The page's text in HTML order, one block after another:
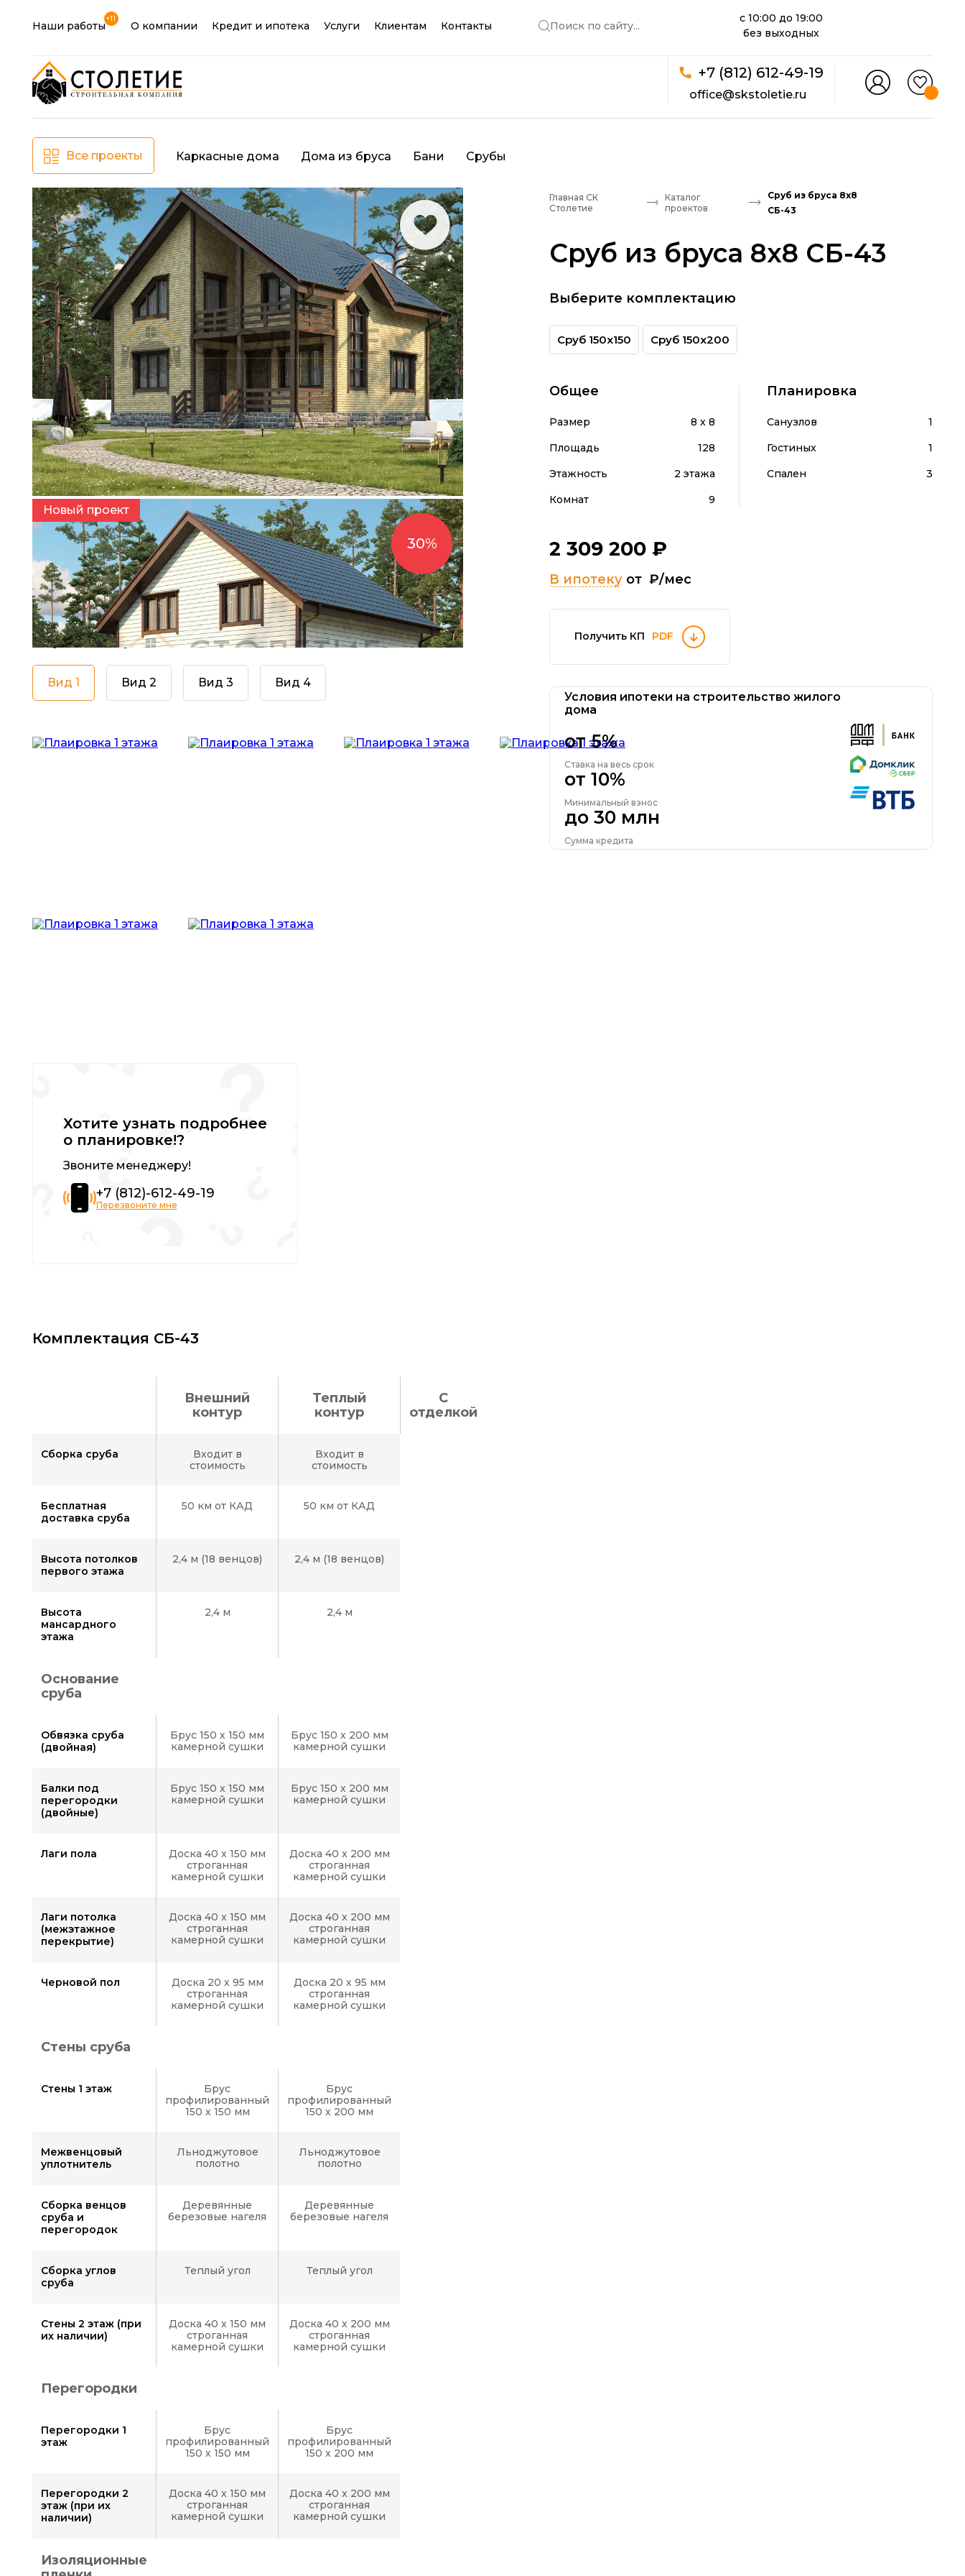
Наши работы
+11
О компании Кредит и ипотека Услуги Клиентам Контакты Поиск по сайту...
с 10:00 до 19:00
без выходных
+7 (812) 612-49-19
office@skstoletie.ru
Все проекты Каркасные дома Дома из бруса Бани Срубы
Цвет фасада:
2
4
Главная СК
Столетие
Каталог
проектов
Сруб из бруса 8x8
СБ-43
Сруб из бруса 8x8 СБ-43
Выберите комплектацию
Сруб 150х150 Сруб 150х200
Общее
Размер
8 x 8
Площадь
128
Этажность
2 этажа
Комнат
9
Планировка
Санузлов
1
Гостиных
1
Спален
3
2 309 200 ₽
В ипотеку от ₽/мес
Получить КП PDF
Условия ипотеки на строительство жилого
дома
от 5%
Ставка на весь срок
от 10%
Минимальный взнос
до 30 млн
Сумма кредита
Варианты фасада
Вид 1 Вид 2 Вид 3 Вид 4
Хотите узнать подробнее
о планировке!?
Звоните менеджеру!
+7 (812)-612-49-19
Перезвоните мне
Комплектация СБ-43
Внешний
контур
Теплый
контур
С
отделкой
Сборка сруба
Входит в
стоимость
Входит в
стоимость
Бесплатная
доставка сруба
50 км от КАД 50 км от КАД
Высота потолков
первого этажа
2,4 м (18 венцов) 2,4 м (18 венцов)
Высота
мансардного
этажа
2,4 м 2,4 м
Основание
сруба
Обвязка сруба
(двойная)
Брус 150 х 150 мм
камерной сушки
Брус 150 х 200 мм
камерной сушки
Балки под
перегородки
(двойные)
Брус 150 х 150 мм
камерной сушки
Брус 150 х 200 мм
камерной сушки
Лаги пола
Доска 40 x 150 мм
строганная
камерной сушки
Доска 40 x 200 мм
строганная
камерной сушки
Лаги потолка
(межэтажное
перекрытие)
Доска 40 x 150 мм
строганная
камерной сушки
Доска 40 x 200 мм
строганная
камерной сушки
Черновой пол
Доска 20 х 95 мм
строганная
камерной сушки
Доска 20 х 95 мм
строганная
камерной сушки
Стены сруба
Стены 1 этаж
Брус
профилированный
150 х 150 мм
Брус
профилированный
150 х 200 мм
Межвенцовый
уплотнитель
Льноджутовое
полотно
Льноджутовое
полотно
Сборка венцов
сруба и
перегородок
Деревянные
березовые нагеля
Деревянные
березовые нагеля
Сборка углов
сруба
Теплый угол Теплый угол
Стены 2 этаж (при
их наличии)
Доска 40 x 150 мм
строганная
камерной сушки
Доска 40 x 200 мм
строганная
камерной сушки
Перегородки
Перегородки 1
этаж
Брус
профилированный
150 х 150 мм
Брус
профилированный
150 х 200 мм
Перегородки 2
этаж (при их
наличии)
Доска 40 x 150 мм
строганная
камерной сушки
Доска 40 x 200 мм
строганная
камерной сушки
Изоляционные